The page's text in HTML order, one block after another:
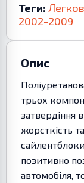
Теги:
2002-2009
Опис
трьох
затвердіння
жорсткість
позитивно
автомобіля,